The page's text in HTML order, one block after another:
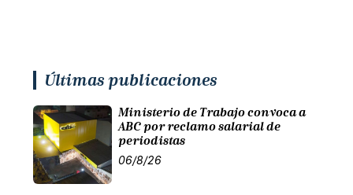
Últimas publicaciones
Ministerio de Trabajo convoca a
ABC por reclamo salarial de
periodistas
06/8/26